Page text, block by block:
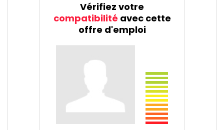
Vérifiez votre
compatibilité avec cette
offre d'emploi